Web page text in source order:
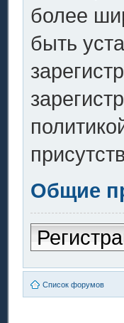
более
быть
Общие
Список форумов